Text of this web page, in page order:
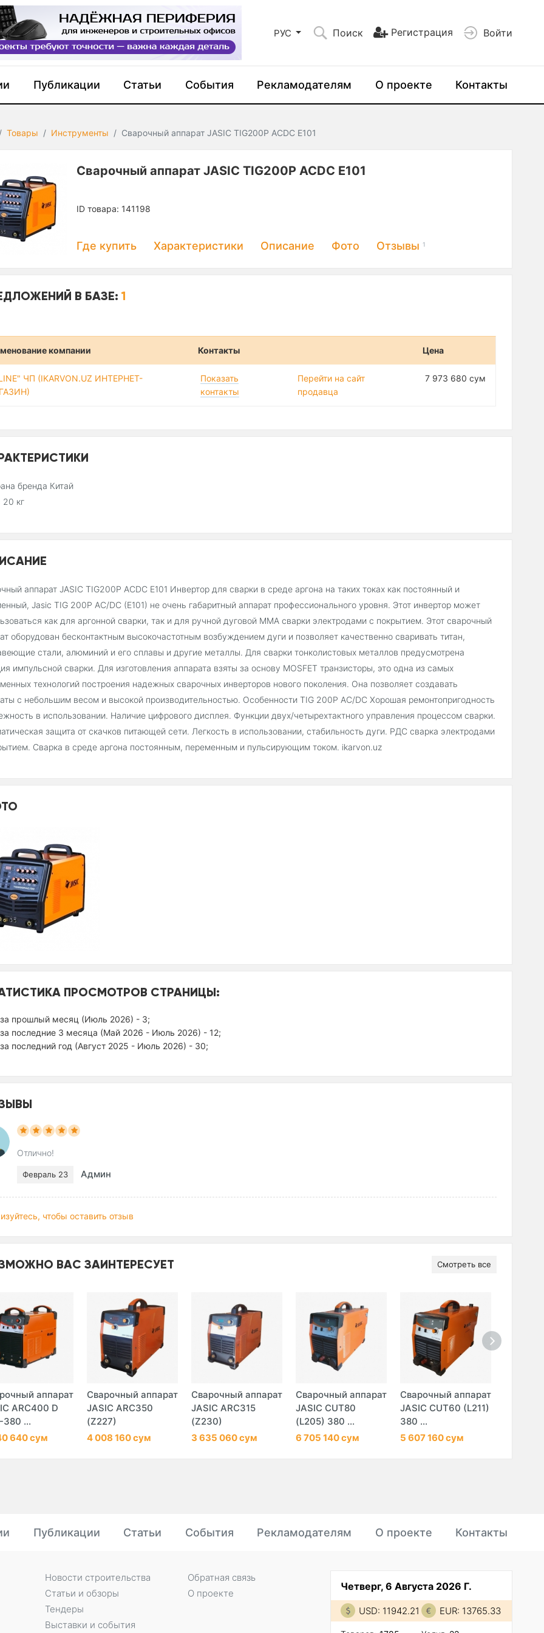
РУС Поиск Регистрация Войти
Публикации Статьи События Рекламодателям О проекте Контакты
Товары Инструменты Сварочный аппарат JASIC TIG200P ACDC E101
Сварочный аппарат JASIC TIG200P ACDC E101
ID товара: 141198
Где купить Характеристики Описание Фото Отзывы1
В БАЗЕ:1
компании Контакты Цена
ЧП (IKARVON.UZ ИНТЕРНЕТ-
Показать
контакты
Перейти на сайт
продавца
7 973 680 сум
бренда Китай
20 кг
аппарат JASIC TIG200P ACDC E101 Инвертор для сварки в среде аргона на таких токах как постоянный и
Jasic TIG 200P AC/DC (E101) не очень габаритный аппарат профессионального уровня. Этот инвертор может
как для аргонной сварки, так и для ручной дуговой ММА сварки электродами с покрытием. Этот сварочный
оборудован бесконтактным высокочастотным возбуждением дуги и позволяет качественно сваривать титан,
стали, алюминий и его сплавы и другие металлы. Для сварки тонколистовых металлов предусмотрена
импульсной сварки. Для изготовления аппарата взяты за основу MOSFET транзисторы, это одна из самых
технологий построения надежных сварочных инверторов нового поколения. Она позволяет создавать
с небольшим весом и высокой производительностью. Особенности TIG 200P AC/DC Хорошая ремонтопригодность
в использовании. Наличие цифрового дисплея. Функции двух/четырехтактного управления процессом сварки.
защита от скачков питающей сети. Легкость в использовании, стабильность дуги. РДС сварка электродами
Сварка в среде аргона постоянным, переменным и пульсирующим током. ikarvon.uz
ПРОСМОТРОВ СТРАНИЦЫ:
за прошлый месяц (Июль 2026) - 3;
за последние 3 месяца (Май 2026 - Июль 2026) - 12;
за последний год (Август 2025 - Июль 2026) - 30;
Отлично!
Февраль 23 Админ
чтобы оставить отзыв
ВАС ЗАИНТЕРЕСУЕТ Смотреть все
аппарат
ARC400 D
380 ...
640 сум
Сварочный аппарат
JASIC ARC350
(Z227)
4 008 160 сум
Сварочный аппарат
JASIC ARC315
(Z230)
3 635 060 сум
Сварочный аппарат
JASIC CUT80
(L205) 380 ...
6 705 140 сум
Сварочный аппарат
JASIC CUT60 (L211)
380 ...
5 607 160 сум
Публикации Статьи События Рекламодателям О проекте Контакты
Четверг, 6 Августа 2026 Г.
USD: 11942.21 EUR: 13765.33
Новости строительства
Статьи и обзоры
Тендеры
Выставки и события
Обратная связь
О проекте